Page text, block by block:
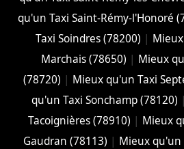
qu'un Taxi Saint-Rémy-l'Honoré
Taxi Soindres (78200) |
Marchais (78650) | Mieux
(78720) | Mieux qu'un Taxi
qu'un Taxi Sonchamp (78120) |
Tacoignières (78910) | Mieux
Gaudran (78113) | Mieux qu'un